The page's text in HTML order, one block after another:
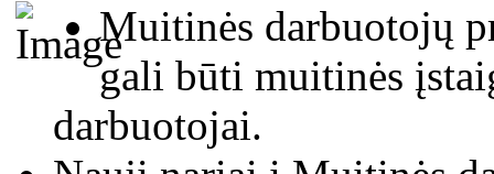
Muitinės darbuotojų
gali būti muitinės
darbuotojai.